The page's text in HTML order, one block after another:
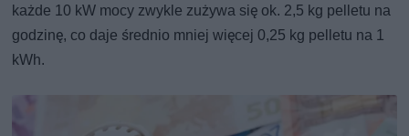
każde 10 kW mocy zwykle zużywa się ok. 2,5 kg pelletu na
godzinę, co daje średnio mniej więcej 0,25 kg pelletu na 1
kWh.